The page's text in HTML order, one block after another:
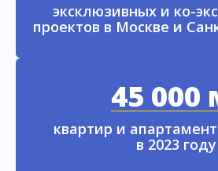
эксклюзивных и ко-
проектов в Москве и
45 000
квартир и
в 2023 году